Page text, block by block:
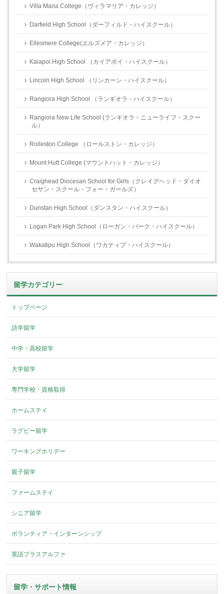
Villa Maria College（ヴィラマリア・カレッジ）
Darfield High School（ダーフィルド・ハイスクール）
Ellesmere College(エルズメア・カレッジ）
Kaiapoi High School （カイアポイ・ハイスクール）
Lincoln High School （リンカーン・ハイスクール）
Rangiora High School （ランギオラ・ハイスクール）
Rangiora New Life School (ランギオラ・ニューライフ・スクー
ル）
Rolleston College （ロールストン・カレッジ）
Mount Hutt College (マウントハット・カレッジ）
Craighead Diocesan School for Girls（クレイグヘッド・ダイオ
セサン・スクール・フォー・ガールズ）
Dunstan High School（ダンスタン・ハイスクール）
Logan Park High School（ローガン・パーク・ハイスクール）
Wakatipu High School（ワカティプ・ハイスクール）
留学カテゴリー
トップページ
語学留学
中学・高校留学
大学留学
専門学校・資格取得
ホームステイ
ラグビー留学
ワーキングホリデー
親子留学
ファームステイ
シニア留学
ボランティア・インターンシップ
英語プラスアルファ
留学・サポート情報